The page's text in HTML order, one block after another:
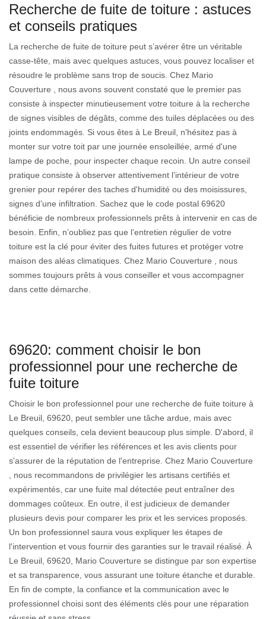
Recherche de fuite de toiture : astuces
et conseils pratiques
La recherche de fuite de toiture peut s’avérer être un véritable
casse-tête, mais avec quelques astuces, vous pouvez localiser et
résoudre le problème sans trop de soucis. Chez Mario
Couverture , nous avons souvent constaté que le premier pas
consiste à inspecter minutieusement votre toiture à la recherche
de signes visibles de dégâts, comme des tuiles déplacées ou des
joints endommagés. Si vous êtes à Le Breuil, n'hésitez pas à
monter sur votre toit par une journée ensoleillée, armé d'une
lampe de poche, pour inspecter chaque recoin. Un autre conseil
pratique consiste à observer attentivement l’intérieur de votre
grenier pour repérer des taches d'humidité ou des moisissures,
signes d'une infiltration. Sachez que le code postal 69620
bénéficie de nombreux professionnels prêts à intervenir en cas de
besoin. Enfin, n’oubliez pas que l’entretien régulier de votre
toiture est la clé pour éviter des fuites futures et protéger votre
maison des aléas climatiques. Chez Mario Couverture , nous
sommes toujours prêts à vous conseiller et vous accompagner
dans cette démarche.
69620: comment choisir le bon
professionnel pour une recherche de
fuite toiture
Choisir le bon professionnel pour une recherche de fuite toiture à
Le Breuil, 69620, peut sembler une tâche ardue, mais avec
quelques conseils, cela devient beaucoup plus simple. D'abord, il
est essentiel de vérifier les références et les avis clients pour
s'assurer de la réputation de l'entreprise. Chez Mario Couverture
, nous recommandons de privilégier les artisans certifiés et
expérimentés, car une fuite mal détectée peut entraîner des
dommages coûteux. En outre, il est judicieux de demander
plusieurs devis pour comparer les prix et les services proposés.
Un bon professionnel saura vous expliquer les étapes de
l'intervention et vous fournir des garanties sur le travail réalisé. À
Le Breuil, 69620, Mario Couverture se distingue par son expertise
et sa transparence, vous assurant une toiture étanche et durable.
En fin de compte, la confiance et la communication avec le
professionnel choisi sont des éléments clés pour une réparation